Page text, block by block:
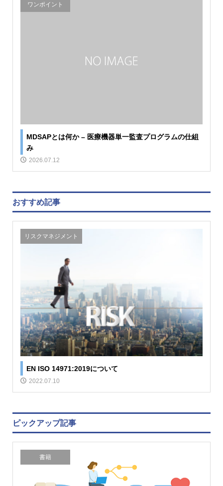
ワンポイント
MDSAPとは何か – 医療機器単一監査プログラムの仕組
み
2026.07.12
おすすめ記事
リスクマネジメント
EN ISO 14971:2019について
2022.07.10
ピックアップ記事
書籍